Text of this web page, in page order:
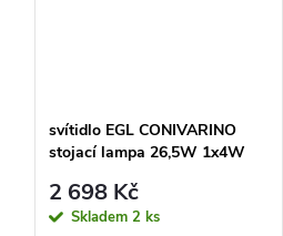
svítidlo EGL CONIVARINO
stojací lampa 26,5W 1x4W
mosaz/černá
2 698 Kč
Skladem 2 ks